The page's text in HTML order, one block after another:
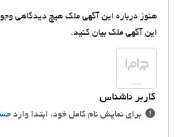
هنوز درباره این آگهی ملک هیچ دیدگاهی
این آگهی ملک بیان کنید.
برای نمایش نام کامل خود، ابتدا وارد